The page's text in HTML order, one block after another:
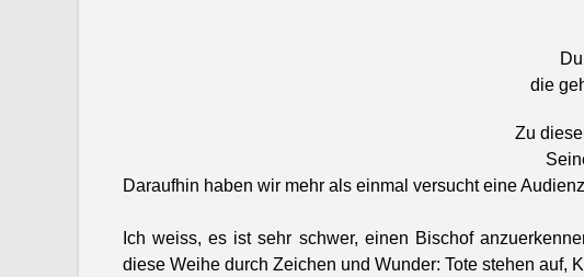
die
Zu
Daraufhin haben wir mehr als ein­mal ver­sucht eine
Ich weiss, es ist sehr schw­er, einen Bischof
diese Wei­he durch Zeichen und Wun­der: Tote ste­hen